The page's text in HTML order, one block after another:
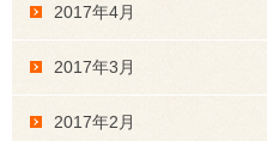
2017年4月
2017年3月
2017年2月